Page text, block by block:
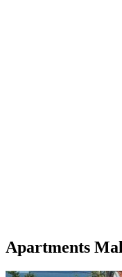
Apartments